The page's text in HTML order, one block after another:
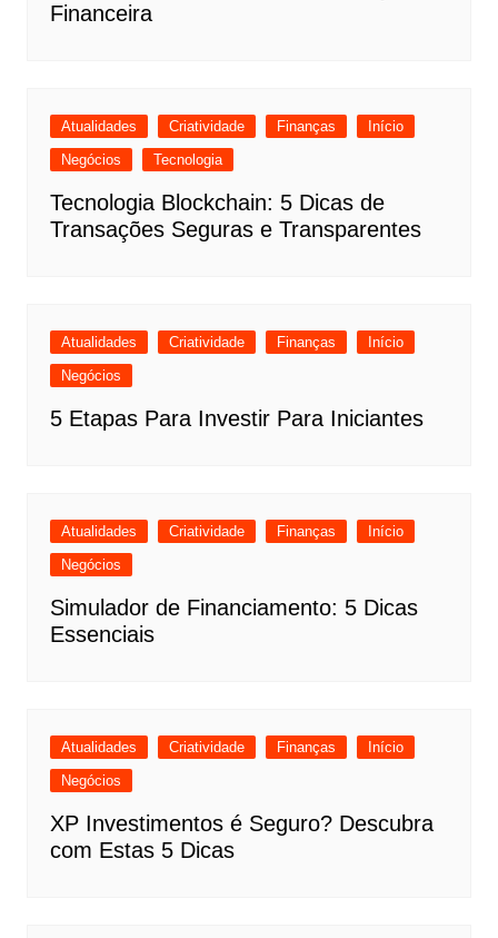
Financeira
Atualidades Criatividade Finanças
Início
Negócios
Tecnologia
Tecnologia Blockchain: 5 Dicas de
Transações Seguras e Transparentes
Atualidades Criatividade Finanças
Início
Negócios
5 Etapas Para Investir Para Iniciantes
Atualidades Criatividade Finanças
Início
Negócios
Simulador de Financiamento: 5 Dicas
Essenciais
Atualidades Criatividade Finanças
Início
Negócios
XP Investimentos é Seguro? Descubra
com Estas 5 Dicas